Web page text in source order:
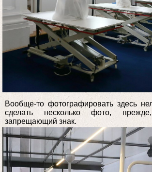
Вообще-то фотографировать здесь
сделать несколько фото,
запрещающий знак.